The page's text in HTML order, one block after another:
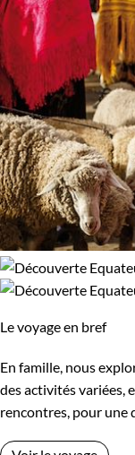
Le voyage en bref
En famille, nous
des activités variées,
rencontres, pour une